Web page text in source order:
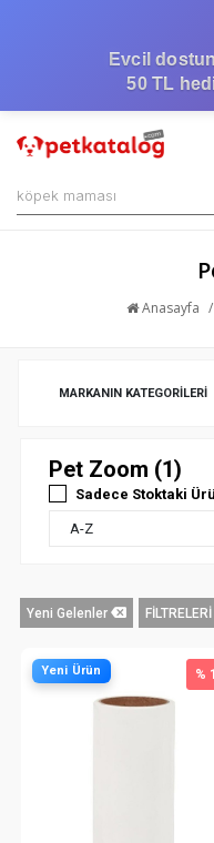
Evcil
50 TL
Anasayfa /
MARKANIN KATEGORILERI
Pet Zoom (1)
Sadece Stoktaki
A-Z
Yeni Gelenler
Yeni Ürün %